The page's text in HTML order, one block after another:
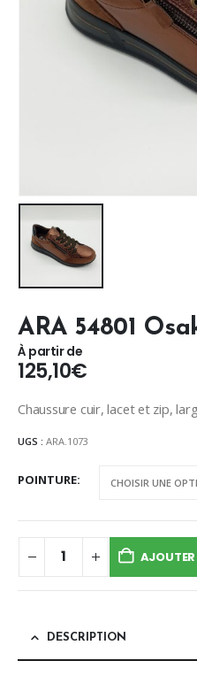
ARA 54801
À partir de
125,10€
Chaussure cuir, lacet et zip,
UGS : ARA.1073
POINTURE
DESCRIPTION